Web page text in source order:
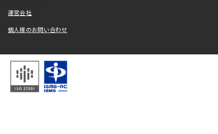
運営会社
個人様のお問い合わせ